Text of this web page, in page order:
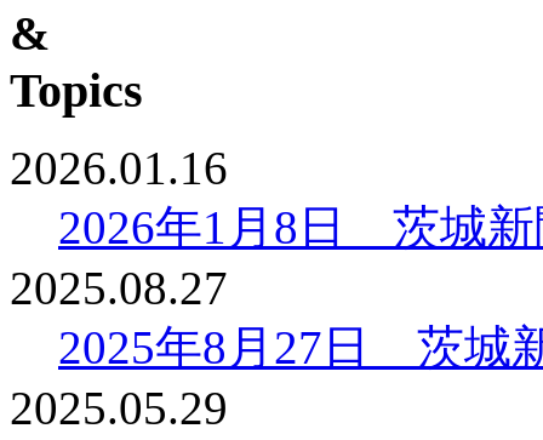
2026.01.16
2026年1月8日 茨城
2025.08.27
2025年8月27日 茨城
2025.05.29